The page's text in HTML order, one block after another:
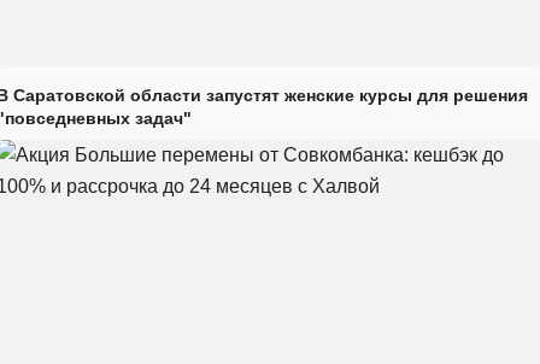
Саратовской области запустят женские курсы для решения
задач"